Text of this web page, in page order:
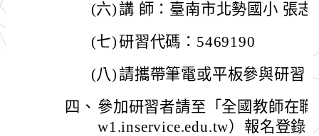
(六)講 師：臺南市北勢國小 張志
(七)研習代碼：5469190
(八) 請攜帶筆電或平板參與研習
四、 參加研習者請至「全國教師在
w1.inservice.edu.tw）報名登錄